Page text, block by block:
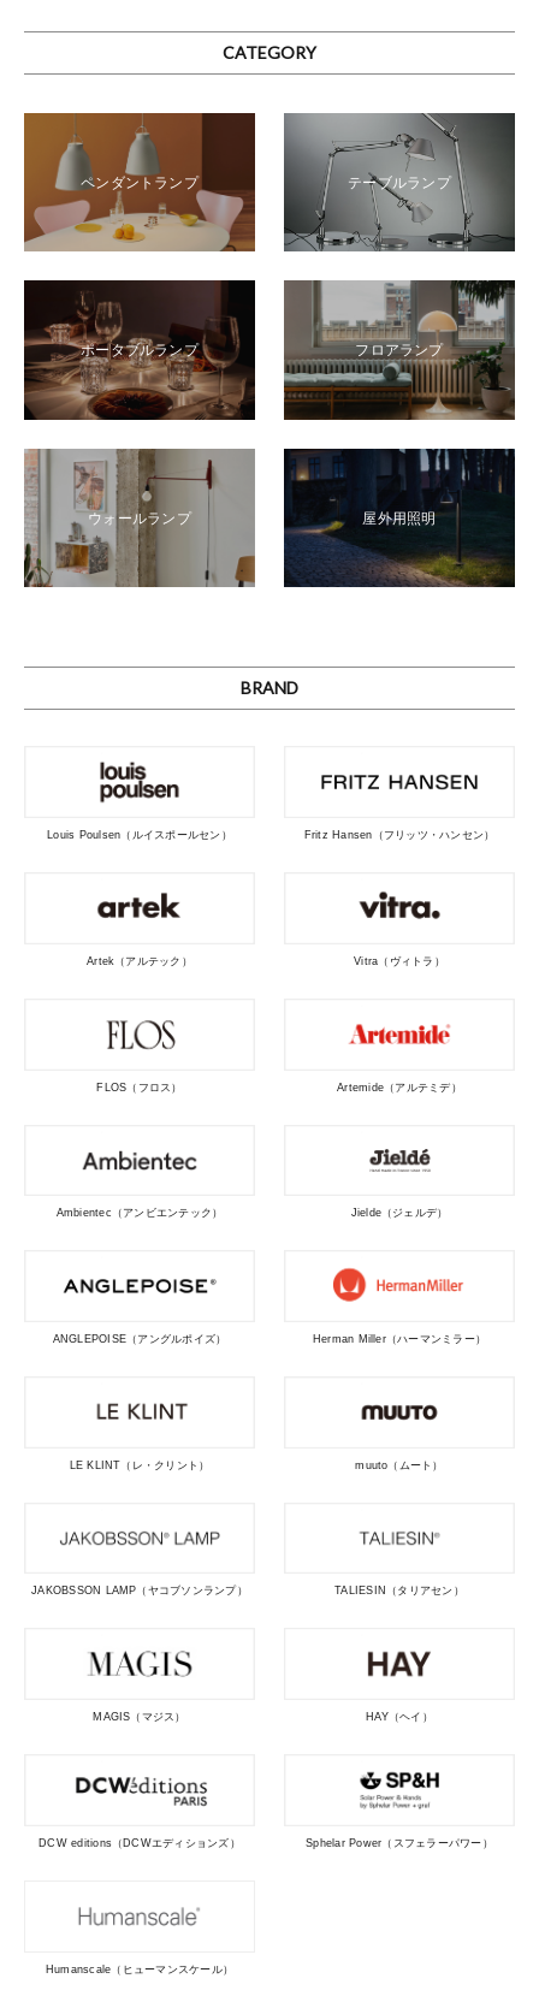
CATEGORY
ペンダントランプ テーブルランプ
ポータブルランプ フロアランプ
ウォールランプ 屋外用照明
BRAND
Louis Poulsen（ルイスポールセン） Fritz Hansen（フリッツ・ハンセン）
Artek（アルテック） Vitra（ヴィトラ）
FLOS（フロス） Artemide（アルテミデ）
Ambientec（アンビエンテック） Jielde（ジェルデ）
ANGLEPOISE（アングルポイズ） Herman Miller（ハーマンミラー）
LE KLINT（レ・クリント） muuto（ムート）
JAKOBSSON LAMP（ヤコブソンランプ） TALIESIN（タリアセン）
MAGIS（マジス） HAY（ヘイ）
DCW editions（DCWエディションズ） Sphelar Power（スフェラーパワー）
Humanscale（ヒューマンスケール）